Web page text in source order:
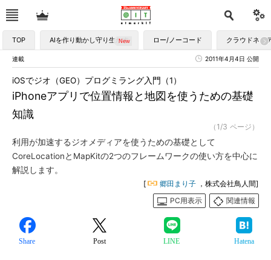
TOP AIを作り動かし守り生かす ロー/ノーコード クラウドネイ
連載 2011年4月4日 公開
iPhoneアプリで位置情報と地図を使うための基礎
知識
iOSでジオ（GEO）プログミラング入門（1）
（1/3 ページ）
利用が加速するジオメディアを使うための基礎として
CoreLocationとMapKitの2つのフレームワークの使い方を中心に
解説します。
[ 郷田まり子 ，株式会社鳥人間]
PC用表示
関連情報
Share Post LINE Hatena